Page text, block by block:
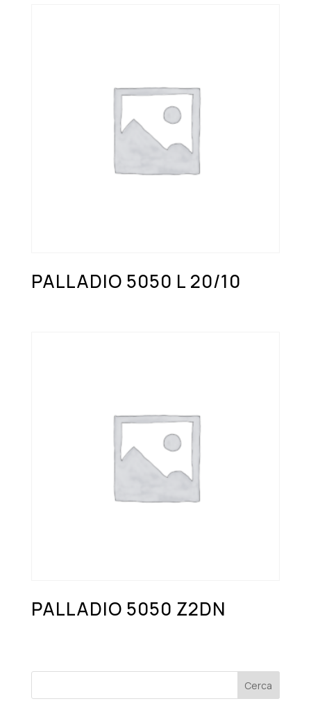
PALLADIO 5050 L 20/10
PALLADIO 5050 Z2DN
Cerca